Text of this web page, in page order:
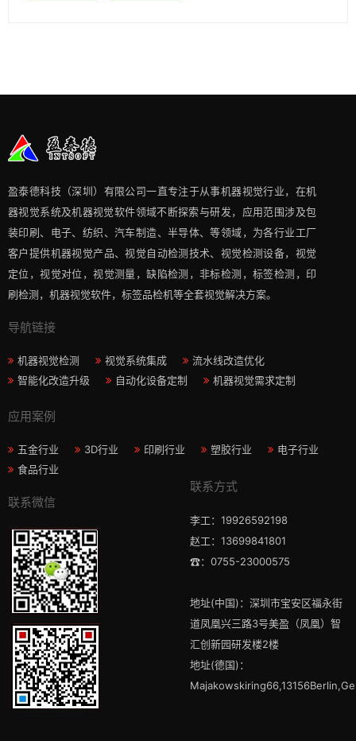
盈泰德科技（深圳）有限公司一直专注于从事机器视觉行业，在机
器视觉系统及机器视觉软件领域不断探索与研发​，应用范围涉及包
装印刷、电子、纺织、汽车制造、半导体、等领域，为各行业工厂
客户提供机器视觉产品、视觉自动检测技术、视觉检测设备，视觉
定位，视觉对位，视觉测量，缺陷检测，非标检测，标签检测，印
刷检测，机器视觉软件，标签品检机等​全套视觉解决方案​。
导航链接
机器视觉检测 视觉系统集成
流水线改造优化
智能化改造升级
自动化设备定制 机器视觉需求定制
应用案例
五金行业 3D行业 印刷行业 塑胶行业
电子行业
食品行业
联系微信
联系方式
李工：19926592198
赵工：13699841801
☎：0755-23000575
地址(中国)：深圳市宝安区福永街
道凤凰兴三路3号美盈（凤凰）智
汇创新园研发楼2楼
地址(德国)：